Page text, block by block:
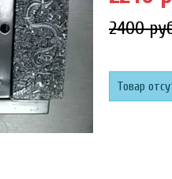
2400
Товар